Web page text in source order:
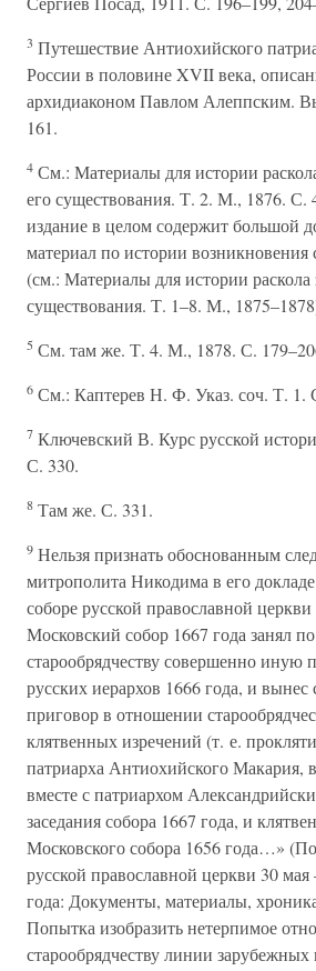
3 Путешествие Антиохийского
России в половине XVII века,
архидиаконом Павлом Алеппским.
161.
4 См.: Материалы для истории
его существования. Т. 2. М., 1876.
издание в целом содержит большой
материал по истории возникновения
(см.: Материалы для истории раскола
существования. Т. 1–8. М.,
5 См. там же. Т. 4. М., 1878. С.
6 См.: Каптерев Н. Ф. Указ. соч. Т. 1.
7 Ключевский В. Курс русской
С. 330.
8 Там же. С. 331.
9 Нельзя признать обоснованным
митрополита Никодима в его
соборе русской православной
Московский собор 1667 года занял
старообрядчеству совершенно иную
русских иерархов 1666 года, и
приговор в отношении
клятвенных изречений (т. е.
патриарха Антиохийского Макария,
вместе с патриархом
заседания собора 1667 года, и
Московского собора 1656 года…»
русской православной церкви 30
года: Документы, материалы,
Попытка изобразить нетерпимое
старообрядчеству линии зарубежных